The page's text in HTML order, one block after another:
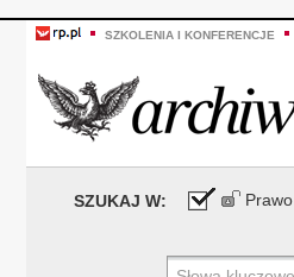
SZKOLENIA I KONFERENCJE
SZUKAJ W: Prawo